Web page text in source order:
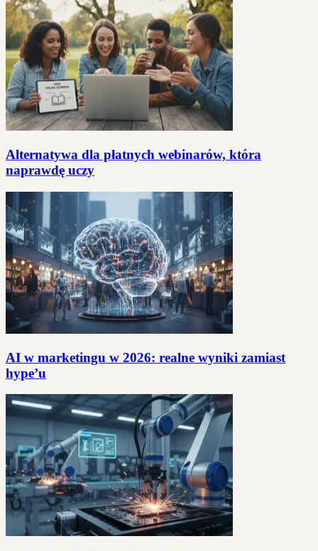
Alternatywa dla płatnych webinarów, która
naprawdę uczy
AI w marketingu w 2026: realne wyniki zamiast
hype’u